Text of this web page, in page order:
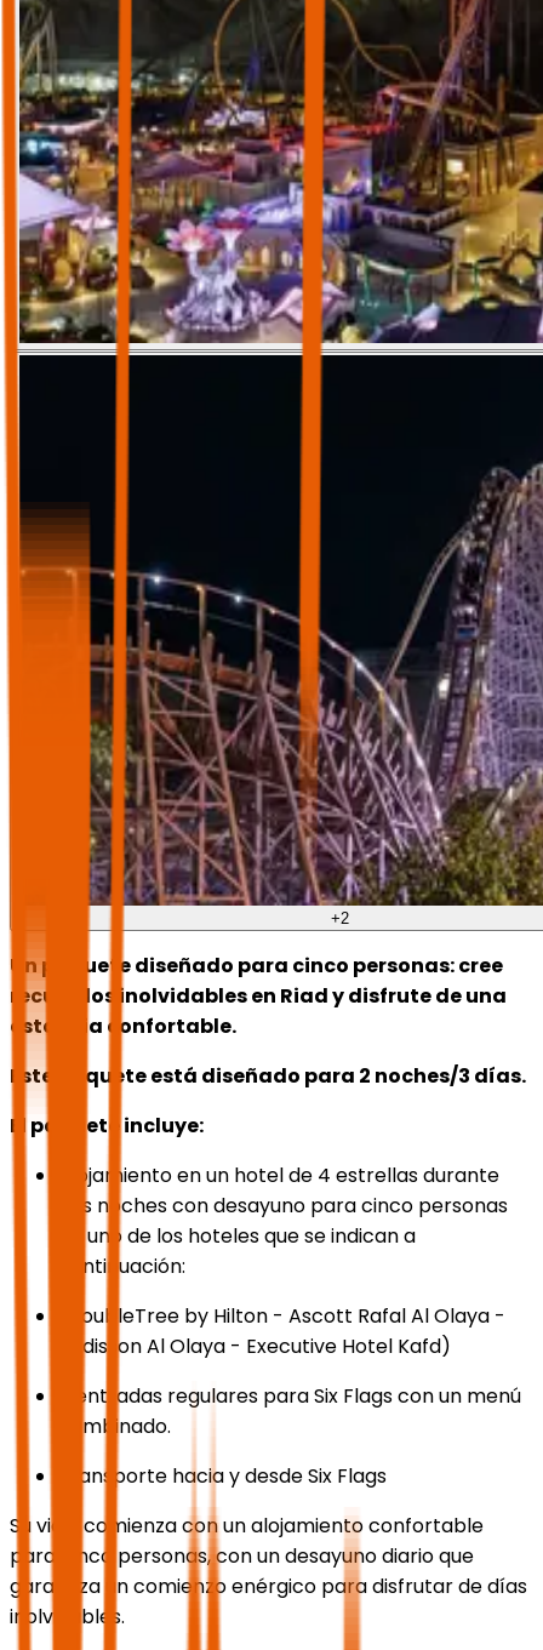
+2
Un paquete diseñado para cinco personas: cree
recuerdos inolvidables en Riad y disfrute de una
estancia confortable.
Este paquete está diseñado para 2 noches/3 días.
El paquete incluye:
Alojamiento en un hotel de 4 estrellas durante
dos noches con desayuno para cinco personas
en uno de los hoteles que se indican a
continuación:
(DoubleTree by Hilton - Ascott Rafal Al Olaya -
Radisson Al Olaya - Executive Hotel Kafd)
5 entradas regulares para Six Flags con un menú
combinado.
Transporte hacia y desde Six Flags
Su viaje comienza con un alojamiento confortable
para cinco personas, con un desayuno diario que
garantiza un comienzo enérgico para disfrutar de días
inolvidables.